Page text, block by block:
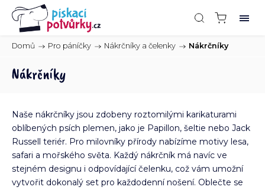
Domů / Pro páníčky / Nákrčníky a čelenky / Nákrčníky
Nákrčníky
Naše nákrčníky jsou zdobeny roztomilými karikaturami
oblíbených psích plemen, jako je Papillon, šeltie nebo Jack
Russell teriér. Pro milovníky přírody nabízíme motivy lesa,
safari a mořského světa. Každý nákrčník má navíc ve
stejném designu i odpovídající čelenku, což vám umožní
vytvořit dokonalý set pro každodenní nošení. Oblečte se